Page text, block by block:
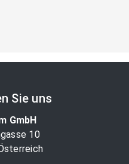
Sie uns
GmbH
10